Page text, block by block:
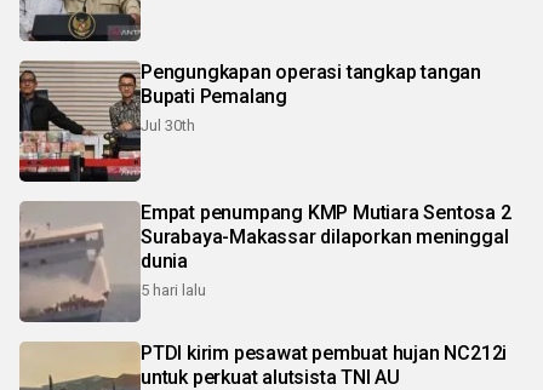
Pengungkapan operasi tangkap tangan
Bupati Pemalang
Jul 30th
Empat penumpang KMP Mutiara Sentosa 2
Surabaya-Makassar dilaporkan meninggal
dunia
5 hari lalu
PTDI kirim pesawat pembuat hujan NC212i
untuk perkuat alutsista TNI AU